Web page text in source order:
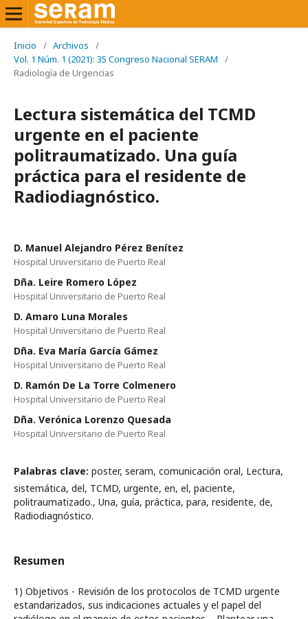
Inicio / Archivos
/
Vol. 1 Núm. 1 (2021): 35 Congreso Nacional SERAM
/
Radiología de Urgencias
Lectura sistemática del TCMD
urgente en el paciente
politraumatizado. Una guía
práctica para el residente de
Radiodiagnóstico.
D. Manuel Alejandro Pérez Benítez
Hospital Universitario de Puerto Real
Dña. Leire Romero López
Hospital Universitario de Puerto Real
D. Amaro Luna Morales
Hospital Universitario de Puerto Real
Dña. Eva María García Gámez
Hospital Universitario de Puerto Real
D. Ramón De La Torre Colmenero
Hospital Universitario de Puerto Real
Dña. Verónica Lorenzo Quesada
Hospital Universitario de Puerto Real
Palabras clave: poster, seram, comunicación oral, Lectura,
sistemática, del, TCMD, urgente, en, el, paciente,
politraumatizado., Una, guía, práctica, para, residente, de,
Radiodiagnóstico.
Resumen
1) Objetivos - Revisión de los protocolos de TCMD urgente
estandarizados, sus indicaciones actuales y el papel del